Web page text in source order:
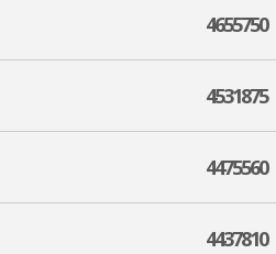
4655750
4531875
4475560
4437810